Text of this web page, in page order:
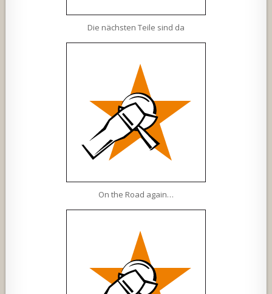
Die nächsten Teile sind da
On the Road again…